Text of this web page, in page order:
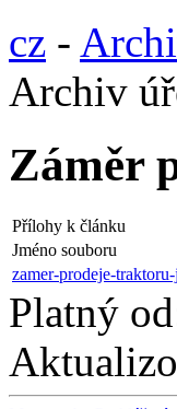
cz -
Archiv
Záměr
Přílohy k článku
Jméno souboru
zamer-prodeje-
Platný